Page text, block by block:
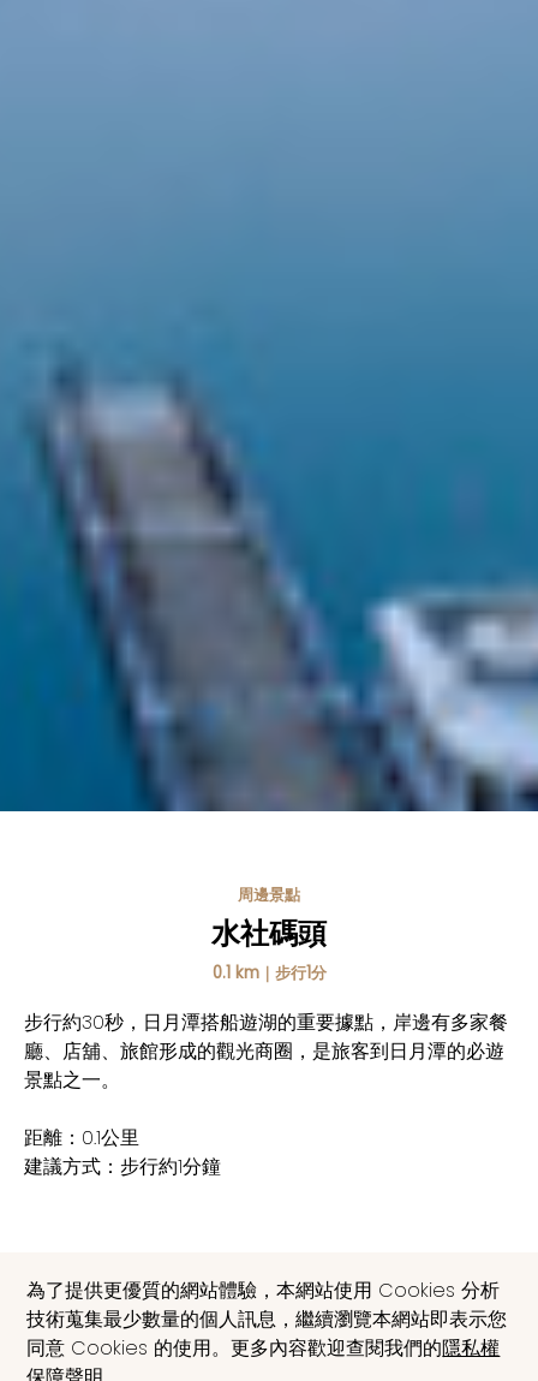
周邊景點
水社碼頭
0.1 km｜步行1分
步行約30秒，日月潭搭船遊湖的重要據點，岸邊有多家餐
廳、店舖、旅館形成的觀光商圈，是旅客到日月潭的必遊
景點之一。
距離：0.1公里
建議方式：步行約1分鐘
地圖導航
為了提供更優質的網站體驗，本網站使用 Cookies 分析
技術蒐集最少數量的個人訊息，繼續瀏覽本網站即表示您
同意 Cookies 的使用。更多內容歡迎查閱我們的隱私權